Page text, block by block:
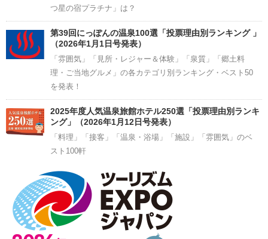
つ星の宿プラチナ」は？
第39回にっぽんの温泉100選「投票理由別ランキング 」
（2026年1月1日号発表）
「雰囲気」「見所・レジャー＆体験」「泉質」「郷土料
理・ご当地グルメ」の各カテゴリ別ランキング・ベスト50
を発表！
2025年度人気温泉旅館ホテル250選「投票理由別ランキ
ング」（2026年1月12日号発表）
「料理」「接客」「温泉・浴場」「施設」「雰囲気」のベ
スト100軒